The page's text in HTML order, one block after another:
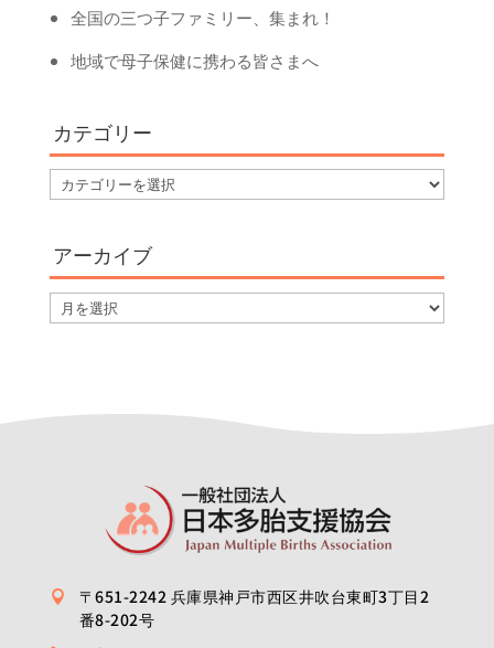
全国の三つ子ファミリー、集まれ！
地域で母子保健に携わる皆さまへ
カテゴリー
カ
テ
リ
ー
アーカイブ
ア
ー

〒651-2242 兵庫県神戸市西区井吹台東町3丁目2
番8-202号